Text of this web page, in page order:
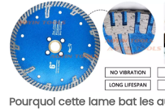
Pourquoi cette lame bat les